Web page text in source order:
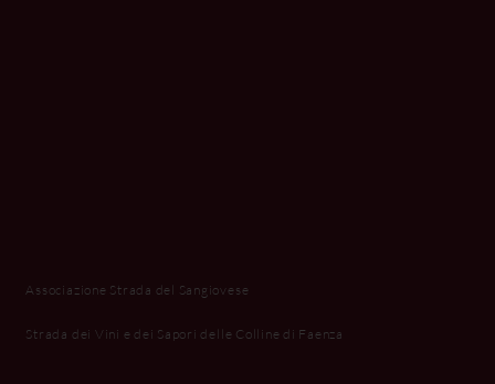
Associazione Strada del Sangiovese
Strada dei Vini e dei Sapori delle Colline di Faenza